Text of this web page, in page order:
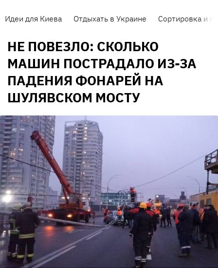
Идеи для Киева Отдыхать в Украине Сортировка и
НЕ ПОВЕЗЛО: СКОЛЬКО
МАШИН ПОСТРАДАЛО ИЗ-ЗА
ПАДЕНИЯ ФОНАРЕЙ НА
ШУЛЯВСКОМ МОСТУ